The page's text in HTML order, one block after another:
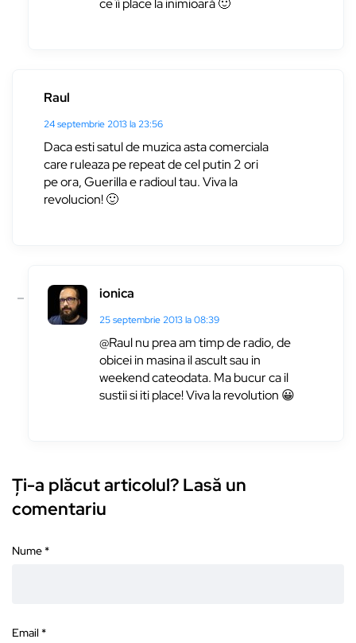
ce îi place la inimioară 🙂
Raul
24 septembrie 2013 la 23:56
Daca esti satul de muzica asta comerciala
care ruleaza pe repeat de cel putin 2 ori
pe ora, Guerilla e radioul tau. Viva la
revolucion! 🙂
ionica
25 septembrie 2013 la 08:39
@Raul nu prea am timp de radio, de
obicei in masina il ascult sau in
weekend cateodata. Ma bucur ca il
sustii si iti place! Viva la revolution 😀
Ți-a plăcut articolul? Lasă un
comentariu
Nume *
Email *